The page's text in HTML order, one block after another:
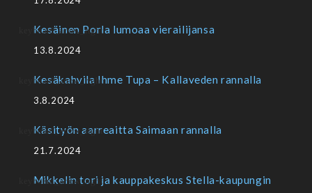
Kesäinen Porla lumoaa vierailijansa
13.8.2024
Kesäkahvila Ihme Tupa – Kallaveden rannalla
3.8.2024
Käsityön aarreaitta Saimaan rannalla
21.7.2024
Mikkelin tori ja kauppakeskus Stella-kaupungin